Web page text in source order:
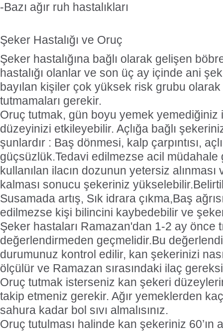
-Bazı ağır ruh hastalıkları
Şeker Hastalığı ve Oruç
Şeker hastalığına bağlı olarak gelişen
hastalığı olanlar ve son üç ay içinde ani
bayılan kişiler çok yüksek risk grubu olarak
tutmamaları gerekir.
Oruç tutmak, gün boyu yemek yemediğiniz
düzeyinizi etkileyebilir. Açlığa bağlı
şunlardır : Baş dönmesi, kalp çarpıntısı,
güçsüzlük.Tedavi edilmezse acil müdahale
kullanılan ilacın dozunun yetersiz
kalması sonucu şekeriniz
Susamada artış, Sık idrara çıkma,Baş
edilmezse kişi bilincini kaybedebilir ve
Şeker hastaları Ramazan'dan 1-2 ay önce
değerlendirmeden geçmelidir.Bu
durumunuz kontrol edilir, kan şekerinizi
ölçülür ve Ramazan sırasındaki ilaç
Oruç tutmak isterseniz kan şekeri
takip etmeniz gerekir. Ağır yemeklerden
sahura kadar bol sıvı almalısınız.
Oruç tutulması halinde kan şekeriniz 60’ın